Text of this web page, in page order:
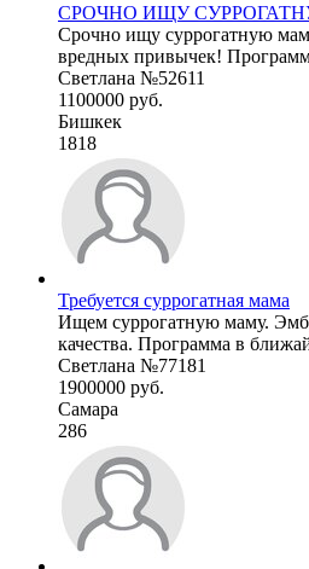
СРОЧНО ИЩУ
Срочно ищу суррогатную
вредных привычек!
Светлана №52611
1100000 руб.
Бишкек
1818
Требуется суррогатная мама
Ищем суррогатную маму.
качества. Программа в
Светлана №77181
1900000 руб.
Самара
286